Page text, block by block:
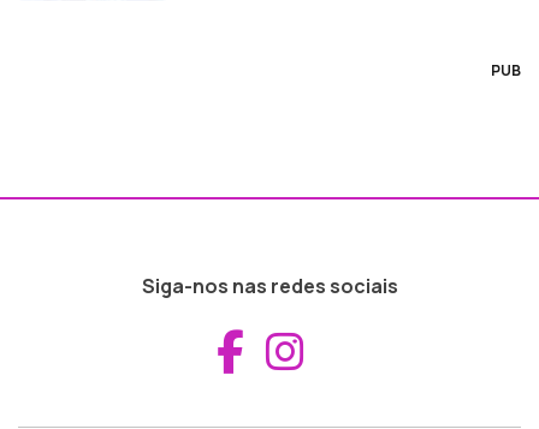
PUB
Siga-nos nas redes sociais
Aceder ao